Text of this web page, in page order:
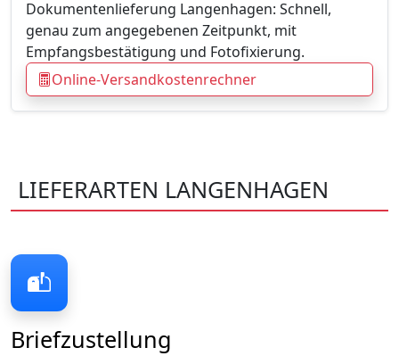
Dokumentenlieferung Langenhagen: Schnell,
genau zum angegebenen Zeitpunkt, mit
Empfangsbestätigung und Fotofixierung.
Online-Versandkostenrechner
LIEFERARTEN LANGENHAGEN
Briefzustellung